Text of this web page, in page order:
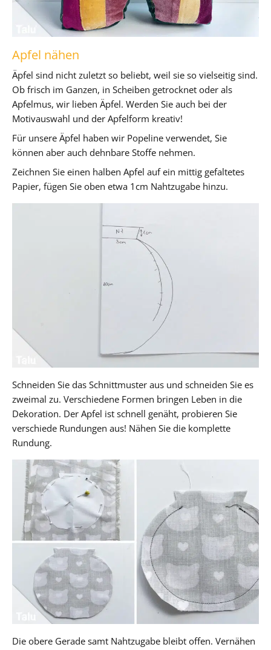
Apfel nähen
Äpfel sind nicht zuletzt so beliebt, weil sie so vielseitig sind.
Ob frisch im Ganzen, in Scheiben getrocknet oder als
Apfelmus, wir lieben Äpfel. Werden Sie auch bei der
Motivauswahl und der Apfelform kreativ!
Für unsere Äpfel haben wir Popeline verwendet, Sie
können aber auch dehnbare Stoffe nehmen.
Zeichnen Sie einen halben Apfel auf ein mittig gefaltetes
Papier, fügen Sie oben etwa 1cm Nahtzugabe hinzu.
Schneiden Sie das Schnittmuster aus und schneiden Sie es
zweimal zu. Verschiedene Formen bringen Leben in die
Dekoration. Der Apfel ist schnell genäht, probieren Sie
verschiede Rundungen aus! Nähen Sie die komplette
Rundung.
Die obere Gerade samt Nahtzugabe bleibt offen. Vernähen